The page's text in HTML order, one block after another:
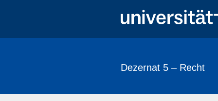
Dezernat 5 – Recht